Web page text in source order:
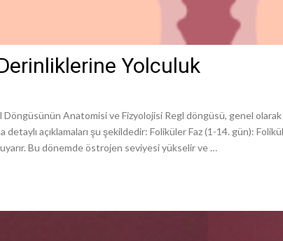
Yolculuk
Döngüsünün Anatomisi ve Fizyolojisi Regl döngüsü, genel
açıklamaları şu şekildedir: Foliküler Faz (1-14. gün):
uyarır. Bu dönemde östrojen seviyesi yükselir ve …